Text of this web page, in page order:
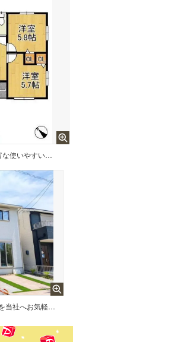
小屋根収納・ウォークインクローゼットがあり収納力豊富な使いやすい間取りです！
多様化する住まいのお悩みを当社へお気軽にご相談下さい